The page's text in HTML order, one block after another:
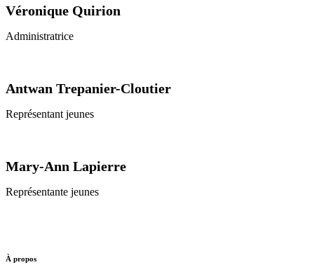
Véronique Quirion
Administratrice
Antwan Trepanier-Cloutier
Représentant jeunes
Mary-Ann Lapierre
Représentante jeunes
À propos